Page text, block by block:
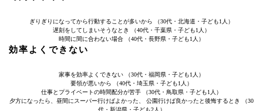
ぎりぎりになってから行動することが多いから （30代・北海道・子ども1人）
遅刻をしてしまいそうなとき （40代・千葉県・子ども1人）
時間に間に合わない場合 （40代・長野県・子ども1人）
効率よくできない
家事を効率よくできない （30代・福岡県・子ども1人）
要領が悪いから （40代・埼玉県・子ども1人）
仕事とプライベートの時間配分が苦手 （30代・鳥取県・子ども1人）
夕方になったら、昼間にスーパー行けばよかった、 公園行けば良かったと後悔するとき （30
代・新潟県・子ども2人）